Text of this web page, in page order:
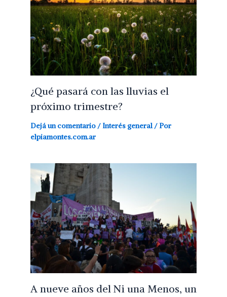
¿Qué pasará con las lluvias el
próximo trimestre?
Dejá un comentario / Interés general/ Por
elpiamontes.com.ar
A nueve años del Ni una Menos, un